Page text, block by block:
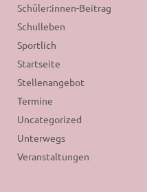
Schüler:innen-Beitrag
Schulleben
Sportlich
Startseite
Stellenangebot
Termine
Uncategorized
Unterwegs
Veranstaltungen